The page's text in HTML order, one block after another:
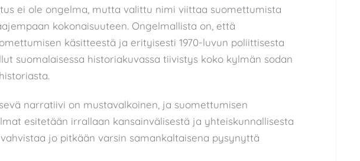
ei ole ongelma, mutta valittu nimi viittaa suomettumista
kokonaisuuteen. Ongelmallista on, että
käsitteestä ja erityisesti 1970-luvun poliittisesta
suomalaisessa historiakuvassa tiivistys koko kylmän sodan
narratiivi on mustavalkoinen, ja suomettumisen
esitetään irrallaan kansainvälisestä ja yhteiskunnallisesta
jo pitkään varsin samankaltaisena pysynyttä